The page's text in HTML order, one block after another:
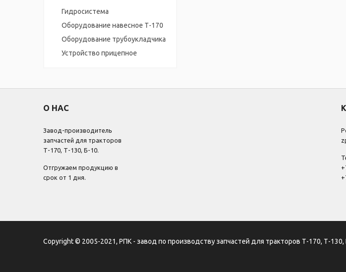
Гидросистема
Оборудование навесное Т-170
Оборудование трубоукладчика
Устройство прицепное
О НАС
Завод-производитель
запчастей для тракторов
Т-170, Т-130, Б-10.
Отгружаем продукцию в
срок от 1 дня.
Copyright © 2005-2021, РПК - завод по производству запчастей для тракторов Т-170, Т-130,